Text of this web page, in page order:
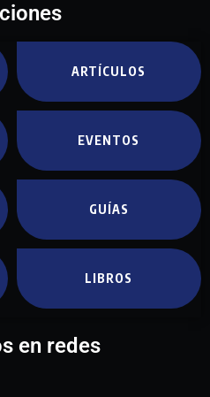
ARTÍCULOS
EVENTOS
GUÍAS
LIBROS
en redes